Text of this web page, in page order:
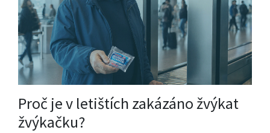
Proč je v letištích zakázáno žvýkat
žvýkačku?